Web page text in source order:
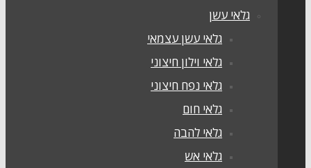
גלאי עשן
גלאי עשן עצמאי
גלאי וילון חיצוני
גלאי נפח חיצוני
גלאי חום
גלאי להבה
גלאי אש